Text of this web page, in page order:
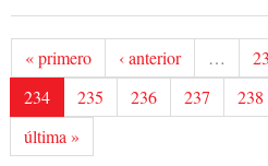
« primero ‹ anterior …
234
235 236 237 238
última »